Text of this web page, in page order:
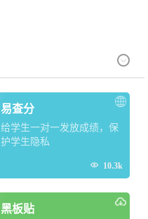

易查分
给学生一对一发放成绩，保
护学生隐私
 10.3k
黑板贴